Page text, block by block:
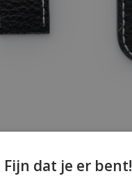
Fijn dat je er bent!